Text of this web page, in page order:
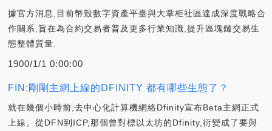
據官方消息,目前幣殼數字資產平臺與大掌柜社區達成深度戰略合
作關系,旨在為合約交易者普及更多行業知識,提升區塊鏈交易生
態整體質量.
1900/1/1 0:00:00
FIN:剛剛主網上線的DFINITY 都有哪些生態了？
就在幾個小時前,去中心化計算機網絡Dfinity宣布Beta主網正式
上線。從DFN到ICP,那個曾對標以太坊的Dfinity,衍變成了要與